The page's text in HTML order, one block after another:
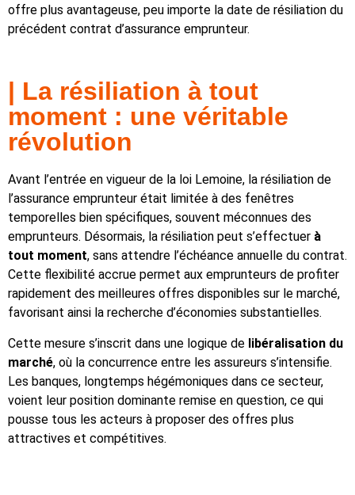
offre plus avantageuse, peu importe la date de résiliation du
précédent contrat d’assurance emprunteur.
| La résiliation à tout
moment : une véritable
révolution
Avant l’entrée en vigueur de la loi Lemoine, la résiliation de
l’assurance emprunteur était limitée à des fenêtres
temporelles bien spécifiques, souvent méconnues des
emprunteurs. Désormais, la résiliation peut s’effectuer à
tout moment, sans attendre l’échéance annuelle du contrat.
Cette flexibilité accrue permet aux emprunteurs de profiter
rapidement des meilleures offres disponibles sur le marché,
favorisant ainsi la recherche d’économies substantielles.
Cette mesure s’inscrit dans une logique de libéralisation du
marché, où la concurrence entre les assureurs s’intensifie.
Les banques, longtemps hégémoniques dans ce secteur,
voient leur position dominante remise en question, ce qui
pousse tous les acteurs à proposer des offres plus
attractives et compétitives.